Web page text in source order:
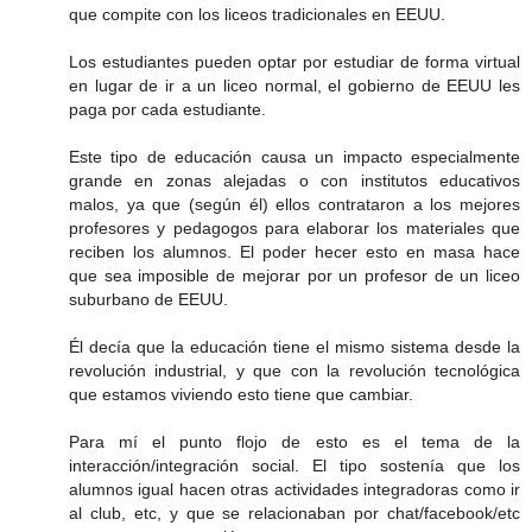
que compite con los liceos tradicionales en EEUU.
Los estudiantes pueden optar por estudiar de forma virtual
en lugar de ir a un liceo normal, el gobierno de EEUU les
paga por cada estudiante.
Este tipo de educación causa un impacto especialmente
grande en zonas alejadas o con institutos educativos
malos, ya que (según él) ellos contrataron a los mejores
profesores y pedagogos para elaborar los materiales que
reciben los alumnos. El poder hecer esto en masa hace
que sea imposible de mejorar por un profesor de un liceo
suburbano de EEUU.
Él decía que la educación tiene el mismo sistema desde la
revolución industrial, y que con la revolución tecnológica
que estamos viviendo esto tiene que cambiar.
Para mí el punto flojo de esto es el tema de la
interacción/integración social. El tipo sostenía que los
alumnos igual hacen otras actividades integradoras como ir
al club, etc, y que se relacionaban por chat/facebook/etc